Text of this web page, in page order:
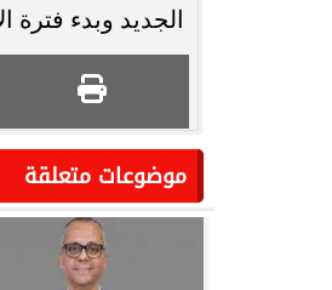
الجديد وبدء فترة
موضوعات متعلقة